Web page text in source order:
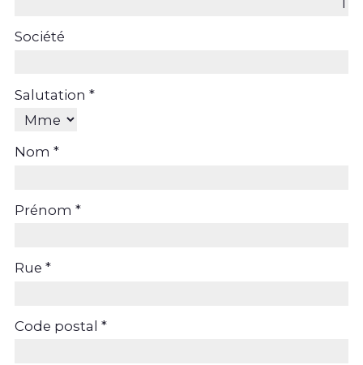
Société
Salutation *
Nom *
Prénom *
Rue *
Code postal *